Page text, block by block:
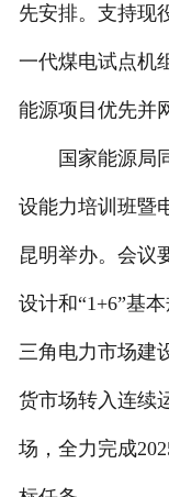
先安排。支持现
一代煤电试点机
能源项目优先并
国家能源局同
设能力培训班暨
昆明举办。会议
设计和“1+6”基
三角电力市场建
货市场转入连续
场，全力完成